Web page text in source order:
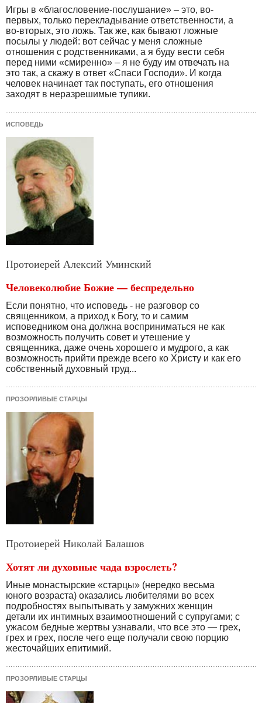
Игры в «благословение-послушание» – это, во-
первых, только перекладывание ответственности, а
во-вторых, это ложь. Так же, как бывают ложные
посылы у людей: вот сейчас у меня сложные
отношения с родственниками, а я буду вести себя
перед ними «смиренно» – я не буду им отвечать на
это так, а скажу в ответ «Спаси Господи». И когда
человек начинает так поступать, его отношения
заходят в неразрешимые тупики.
ИСПОВЕДЬ
Протоиерей Алексий Уминский
Человеколюбие Божие — беспредельно
Если понятно, что исповедь - не разговор со
священни­ком, а приход к Богу, то и самим
исповедником она долж­на восприниматься не как
возможность получить совет и утешение у
священника, даже очень хорошего и мудрого, а как
возможность прийти прежде всего ко Христу и как его
собственный духовный труд...
ПРОЗОРЛИВЫЕ СТАРЦЫ
Протоиерей Николай Балашов
Хотят ли духовные чада взрослеть?
Иные монастырские «старцы» (нередко весьма
юного возраста) оказались любителями во всех
подробностях выпытывать у замужних женщин
детали их интимных взаимоотношений с супругами; с
ужасом бедные жертвы узнавали, что все это — грех,
грех и грех, после чего еще получали свою порцию
жесточайших епитимий.
ПРОЗОРЛИВЫЕ СТАРЦЫ